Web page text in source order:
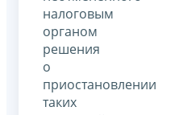
налоговым
органом
решения
о
приостановлении
таких